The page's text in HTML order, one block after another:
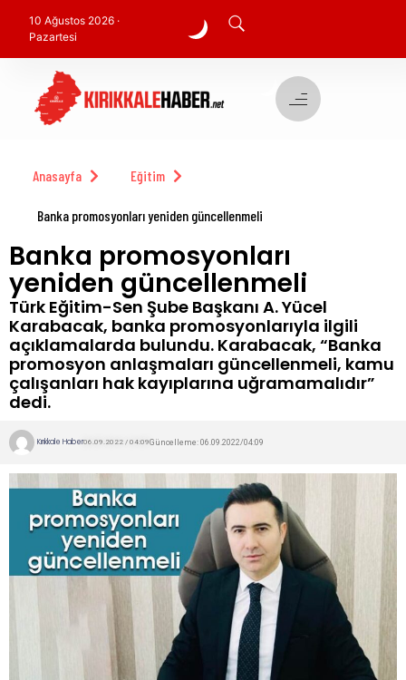
10 Ağustos 2026 ·
Pazartesi
Anasayfa Eğitim
Banka promosyonları yeniden güncellenmeli
Banka promosyonları
yeniden güncellenmeli
Türk Eğitim-Sen Şube Başkanı A. Yücel
Karabacak, banka promosyonlarıyla ilgili
açıklamalarda bulundu. Karabacak, “Banka
promosyon anlaşmaları güncellenmeli, kamu
çalışanları hak kayıplarına uğramamalıdır”
dedi.
Kırıkkale Haber06.09.2022 / 04:09Güncelleme: 06.09.2022/04:09